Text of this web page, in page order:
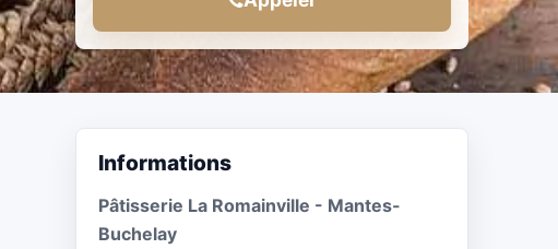
Informations
Pâtisserie La Romainville - Mantes-
Buchelay